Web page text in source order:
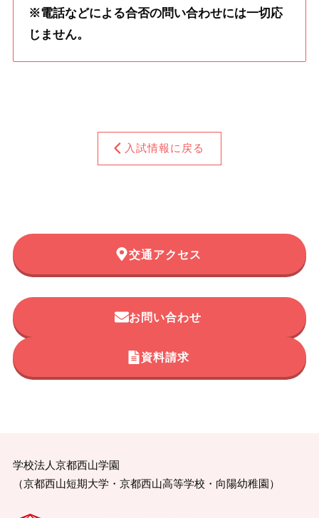
※電話などによる合否の問い合わせには一切応
じません。
入試情報に戻る
交通アクセス
お問い合わせ
資料請求
学校法人京都西山学園
（京都西山短期大学・京都西山高等学校・向陽幼稚園）